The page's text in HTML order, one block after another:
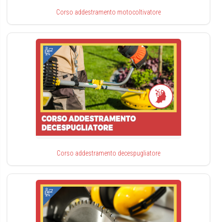
Corso addestramento motocoltivatore
Corso addestramento decespugliatore